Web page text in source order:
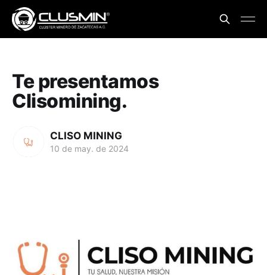
Te presentamos
Clisomining.
CLISO MINING
10 de may. de 2024